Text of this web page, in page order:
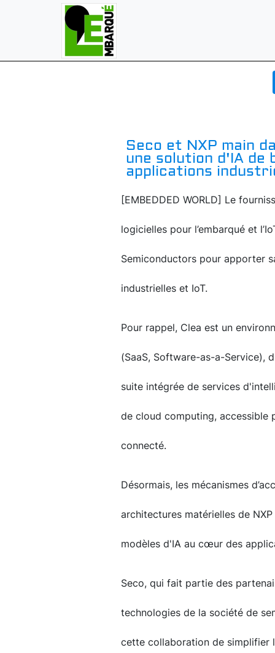
Seco et NXP main
une solution d'IA de
applications
[EMBEDDED WORLD] Le
logicielles pour l’embarqué et
Semiconductors pour apporter
industrielles et IoT.
Pour rappel, Clea est un
(SaaS, Software-as-a-Service),
suite intégrée de services
de cloud computing, accessible
connecté.
Désormais, les mécanismes
architectures matérielles de
modèles d'IA au cœur des
Seco, qui fait partie des
technologies de la société de
cette collaboration de simplifier